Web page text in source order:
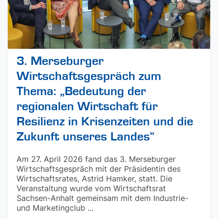
3. Merseburger
Wirtschaftsgespräch zum
Thema: „Bedeutung der
regionalen Wirtschaft für
Resilienz in Krisenzeiten und die
Zukunft unseres Landes“
Am 27. April 2026 fand das 3. Merseburger
Wirtschaftsgespräch mit der Präsidentin des
Wirtschaftsrates, Astrid Hamker, statt. Die
Veranstaltung wurde vom Wirtschaftsrat
Sachsen-Anhalt gemeinsam mit dem Industrie-
und Marketingclub ...